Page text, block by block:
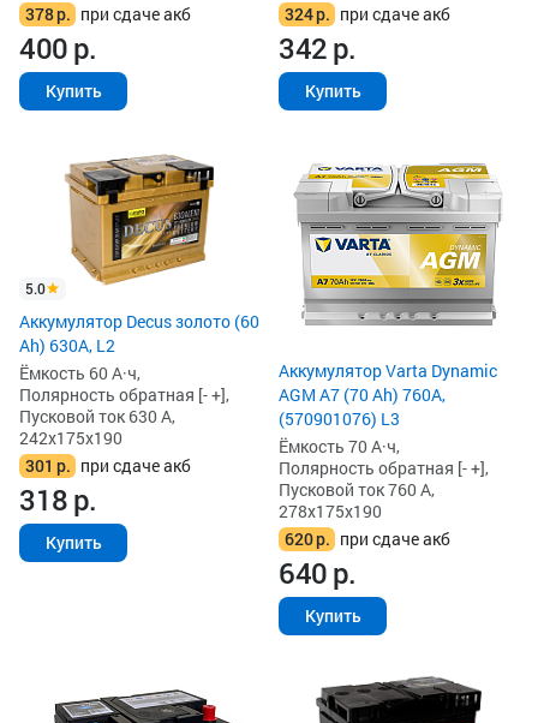
378р. при сдаче акб
400р.
Купить
324р. при сдаче акб
342р.
Купить
5.0
Аккумулятор Decus золото (60
Ah) 630A, L2
Ёмкость 60 А·ч,
Полярность обратная [- +],
Пусковой ток 630 А,
242x175x190
301 р. при сдаче акб
318р.
Купить
Аккумулятор Varta Dynamic
AGM A7 (70 Ah) 760A,
(570901076) L3
Ёмкость 70 А·ч,
Полярность обратная [- +],
Пусковой ток 760 А,
278x175x190
620р. при сдаче акб
640р.
Купить